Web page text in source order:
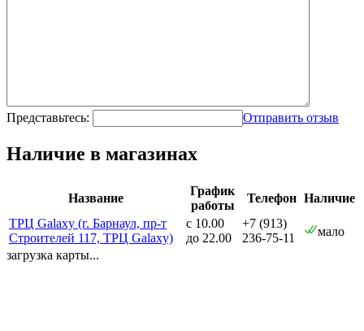
Представьтесь: Отправить отзыв
Наличие в магазинах
Название
График
работы
Телефон Наличие
ТРЦ Galaxy (г. Барнаул, пр-т
Строителей 117, ТРЦ Galaxy)
с 10.00
до 22.00
+7 (913)
236-75-11
мало
загрузка карты...